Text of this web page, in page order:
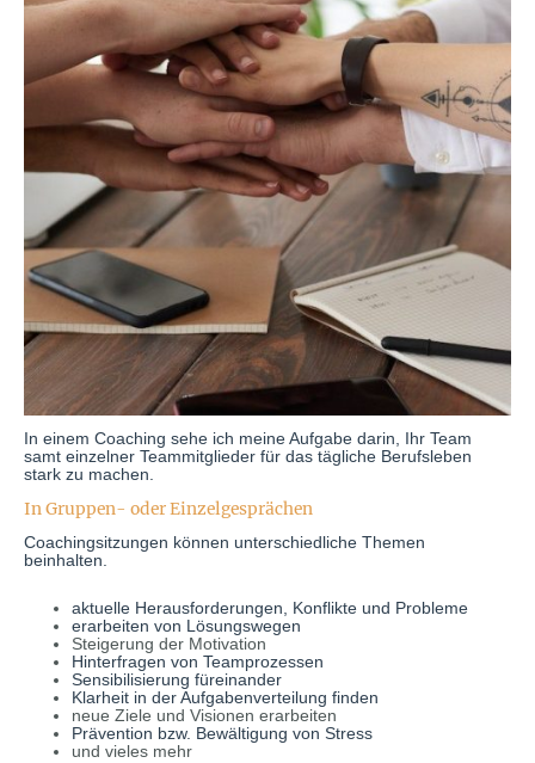
In einem Coaching sehe ich meine Aufgabe darin, Ihr Team
samt einzelner Teammitglieder für das tägliche Berufsleben
stark zu machen.
In Gruppen- oder Einzelgesprächen
Coachingsitzungen können unterschiedliche Themen
beinhalten.
aktuelle Herausforderungen, Konflikte und Probleme
erarbeiten von Lösungswegen
Steigerung der Motivation
Hinterfragen von Teamprozessen
Sensibilisierung füreinander
Klarheit in der Aufgabenverteilung finden
neue Ziele und Visionen erarbeiten
Prävention bzw. Bewältigung von Stress
und vieles mehr